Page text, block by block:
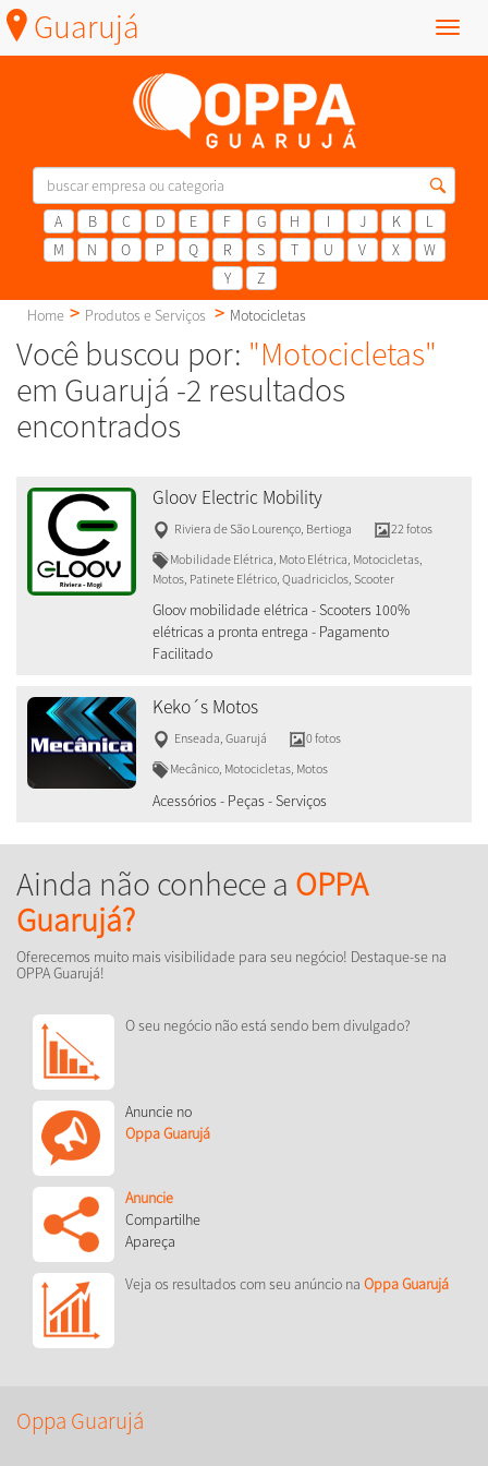
Menu
Guarujá
A B C D E F G H I J K
L
M
N O P Q R S T U V X
W
Y
Z
Home
Produtos e Serviços Motocicletas
Você buscou por: "Motocicletas"
em Guarujá -2 resultados
encontrados
Gloov Electric Mobility
Riviera de São Lourenço, Bertioga
22 fotos
Mobilidade Elétrica, Moto Elétrica, Motocicletas,
Motos, Patinete Elétrico, Quadriciclos, Scooter
Gloov mobilidade elétrica - Scooters 100%
elétricas a pronta entrega - Pagamento
Facilitado
Keko´s Motos
Enseada Guarujá
0 fotos
Mecânico, Motocicletas, Motos
Acessórios - Peças - Serviços
Ainda não conhece a OPPA
Guarujá?
Oferecemos muito mais visibilidade para seu negócio! Destaque-se na
OPPA Guarujá!
O seu negócio não está sendo bem divulgado?
Anuncie no
Oppa Guarujá
Anuncie
Compartilhe
Apareça
Veja os resultados com seu anúncio na Oppa Guarujá
Oppa Guarujá